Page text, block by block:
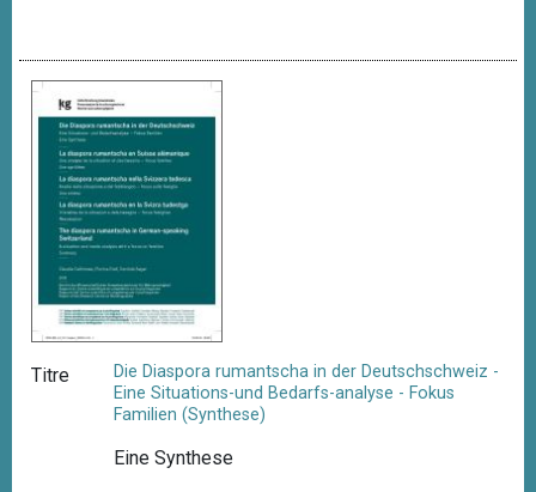
Titre
Die Diaspora rumantscha in der Deutschschweiz -
Eine Situations-und Bedarfs-analyse - Fokus
Familien (Synthese)
Eine Synthese